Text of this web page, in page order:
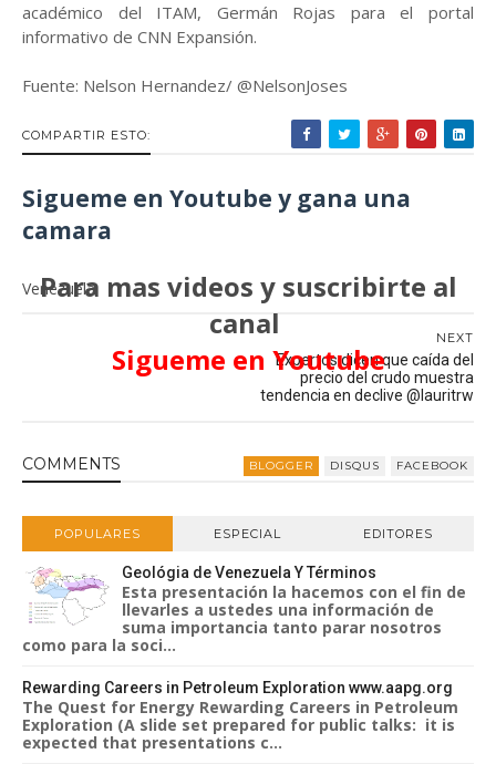
académico del ITAM, Germán Rojas para el portal
informativo de CNN Expansión.
Fuente: Nelson Hernandez/ @NelsonJoses
COMPARTIR ESTO:
Sigueme en Youtube y gana una
camara
Para mas videos y suscribirte al
canal
Sigueme en Youtube
Venezuela
NEXT
Expertos dicen que caída del
precio del crudo muestra
tendencia en declive @lauritrw
COMMENTS BLOGGER DISQUS FACEBOOK
POPULARES ESPECIAL EDITORES
Geológia de Venezuela Y Términos
Esta presentación la hacemos con el fin de
llevarles a ustedes una información de
suma importancia tanto parar nosotros
como para la soci...
Rewarding Careers in Petroleum Exploration www.aapg.org
The Quest for Energy Rewarding Careers in Petroleum
Exploration (A slide set prepared for public talks: it is
expected that presentations c...